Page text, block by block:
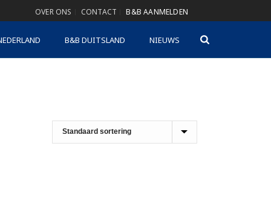
OVER ONS CONTACT B&B AANMELDEN
B&B DUITSLAND NIEUWS